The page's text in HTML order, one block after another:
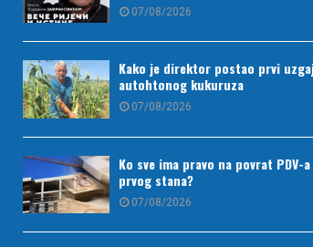
07/08/2026
Kako je direktor postao prvi
autohtonog kukuruza
07/08/2026
Ko sve ima pravo na povrat PDV-
prvog stana?
07/08/2026